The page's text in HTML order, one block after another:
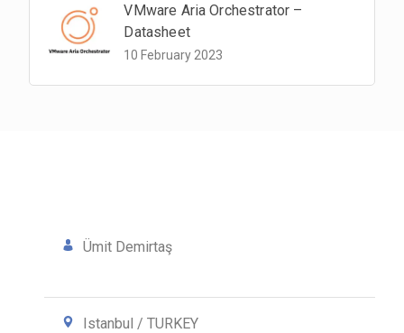
VMware Aria Orchestrator –
Datasheet
10 February 2023
Ümit Demirtaş
Istanbul / TURKEY